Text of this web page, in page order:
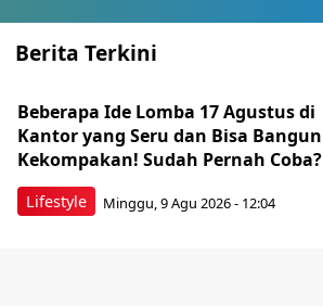
Berita Terkini
Lifestyle
Beberapa Ide Lomba 17 Agustus di
Kantor yang Seru dan Bisa Bangun
Kekompakan! Sudah Pernah Coba?
Minggu, 9 Agu 2026 - 12:04